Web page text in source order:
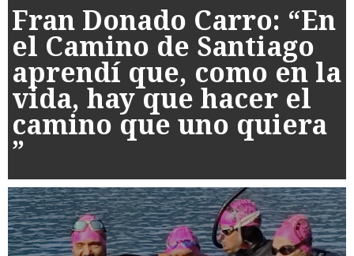
Fran Donado Carro: “En
el Camino de Santiago
aprendí que, como en la
vida, hay que hacer el
camino que uno quiera
”